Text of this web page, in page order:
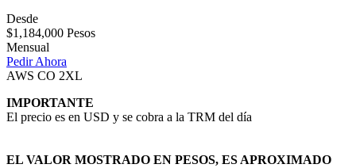
Desde
$1,184,000 Pesos
Mensual
Pedir Ahora
AWS CO 2XL
IMPORTANTE
El precio es en USD y se cobra a la TRM del día
EL VALOR MOSTRADO EN PESOS, ES APROXIMADO